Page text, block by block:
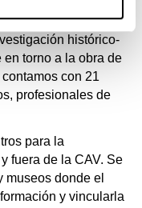
de Conservación,
visión
histórico-
torno a la obra de
con 21
profesionales de
para la
fuera de la CAV. Se
museos donde el
y vincularla